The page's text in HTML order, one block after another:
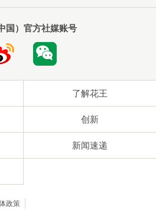
国）官方社媒账号
了解花王
创新
新闻速递
政策